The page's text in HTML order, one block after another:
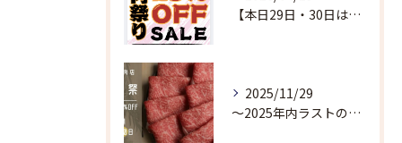
【本日29日・30日は超肉祭り開催🔥】
2025/11/29
〜2025年内ラストの超肉祭り〜